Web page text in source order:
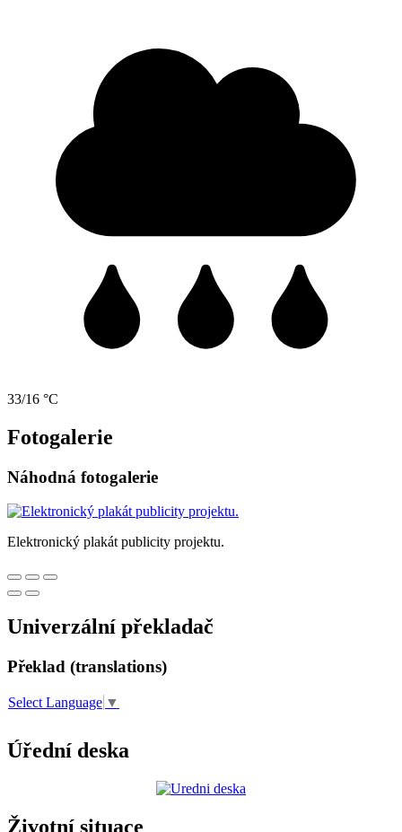
33/16 °C
Fotogalerie
Náhodná fotogalerie
Elektronický plakát publicity projektu.
Univerzální překladač
Překlad (translations)
Select Language ▼
Úřední deska
Životní situace